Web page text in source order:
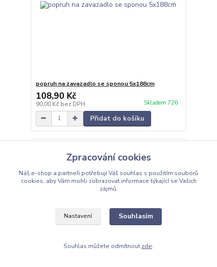
popruh na zavazadlo se sponou 5x188cm
108,90 Kč
90,00 Kč bez DPH Skladem 726
Přidat do košíku
Zpracování cookies
Náš e-shop a partneři potřebují Váš souhlas s použitím souborů
cookies, aby Vám mohli zobrazovat informace týkající se Vašich
zájmů.
Nastavení Souhlasím
Souhlas můžete odmítnout zde.